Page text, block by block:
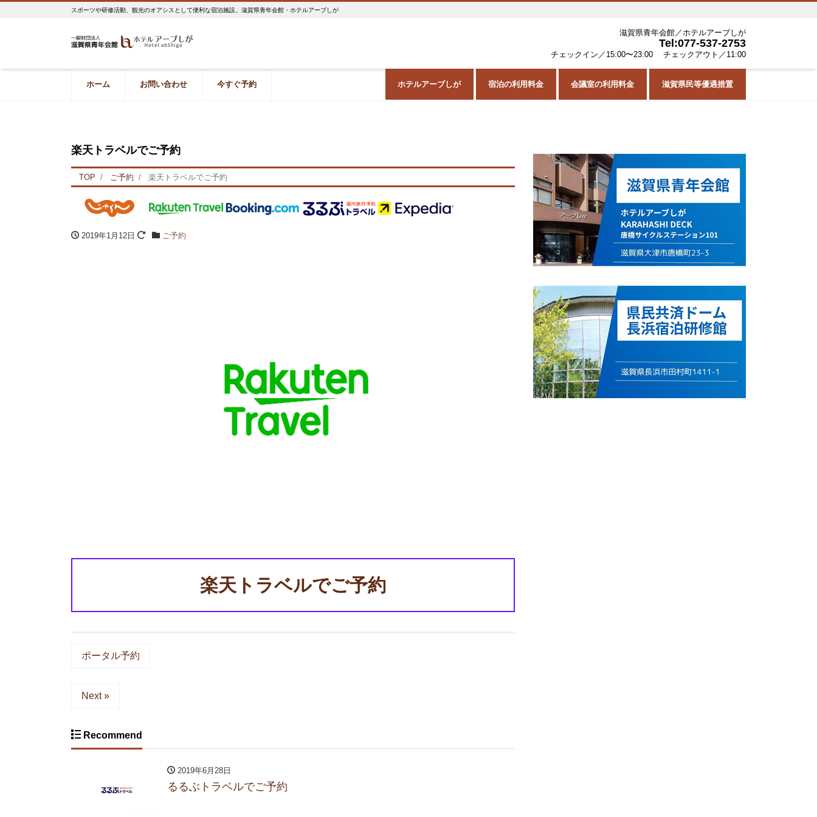
スポーツや研修活動、観光のオアシスとして便利な宿泊施設。滋賀県青年会館・ホテルアーブしが
滋賀県青年会館／ホテルアーブしが
Tel:077-537-2753
チェックイン／15:00〜23:00 チェックアウト／11:00
ホーム お問い合わせ 今すぐ予約 ホテルアーブしが 宿泊の利用料金 会議室の利用料金 滋賀県民等優遇措置
楽天トラベルでご予約
TOP ご予約 楽天トラベルでご予約
2019年1月12日 ご予約
楽天トラベルでご予約
ポータル予約
Next »
Recommend
2019年6月28日
るるぶトラベルでご予約